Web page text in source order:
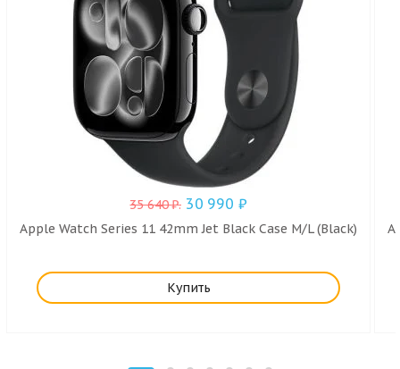
35 640₽. 30 990 ₽
Apple Watch Series 11 42mm Jet Black Case M/L (Black)
Купить